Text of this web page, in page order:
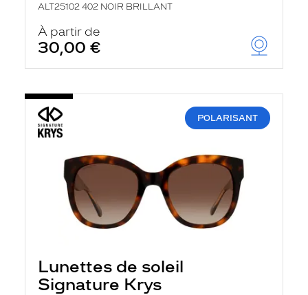
ALT25102 402 NOIR BRILLANT
À partir de
30,00 €
POLARISANT
Lunettes de soleil
Signature Krys